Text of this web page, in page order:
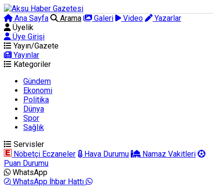
Ana Sayfa Arama Galeri Video
Yazarlar
Üyelik
Üye Girişi
Yayın/Gazete
Yayınlar
Kategoriler
Gündem
Ekonomi
Politika
Dünya
Spor
Sağlık
Servisler
Nöbetçi Eczaneler
Hava Durumu
Namaz Vakitleri
Puan Durumu
WhatsApp
WhatsApp İhbar Hattı